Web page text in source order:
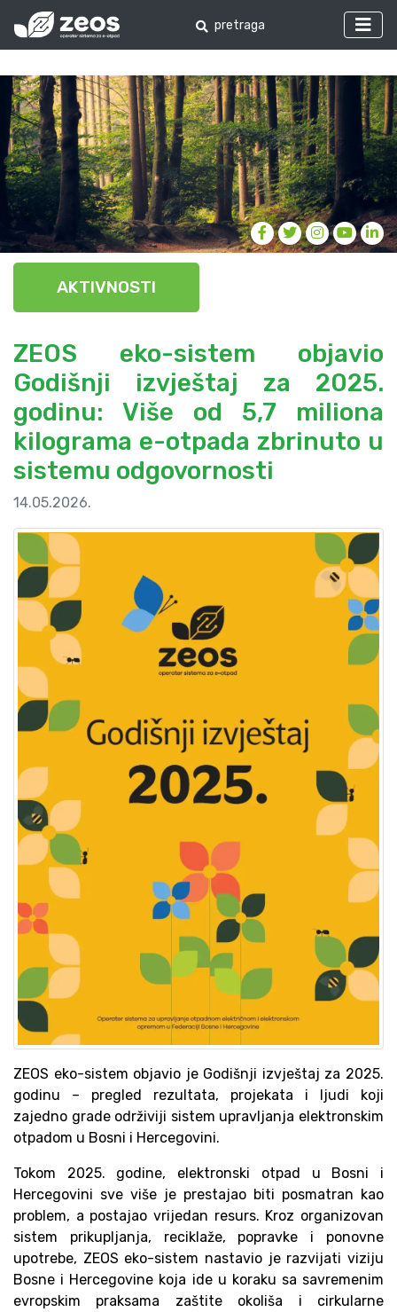
AKTIVNOSTI
ZEOS eko-sistem objavio
Godišnji izvještaj za 2025.
godinu: Više od 5,7 miliona
kilograma e-otpada zbrinuto u
sistemu odgovornosti
14.05.2026.
ZEOS eko-sistem objavio je Godišnji izvještaj za 2025.
godinu – pregled rezultata, projekata i ljudi koji
zajedno grade održiviji sistem upravljanja elektronskim
otpadom u Bosni i Hercegovini.
Tokom 2025. godine, elektronski otpad u Bosni i
Hercegovini sve više je prestajao biti posmatran kao
problem, a postajao vrijedan resurs. Kroz organizovan
sistem prikupljanja, reciklaže, popravke i ponovne
upotrebe, ZEOS eko-sistem nastavio je razvijati viziju
Bosne i Hercegovine koja ide u koraku sa savremenim
evropskim praksama zaštite okoliša i cirkularne